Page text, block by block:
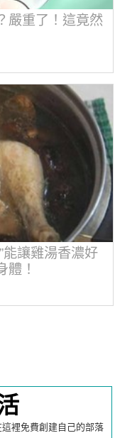
嚴重了！這竟然
能讓雞湯香濃好
體！
裡免費創建自己的部落